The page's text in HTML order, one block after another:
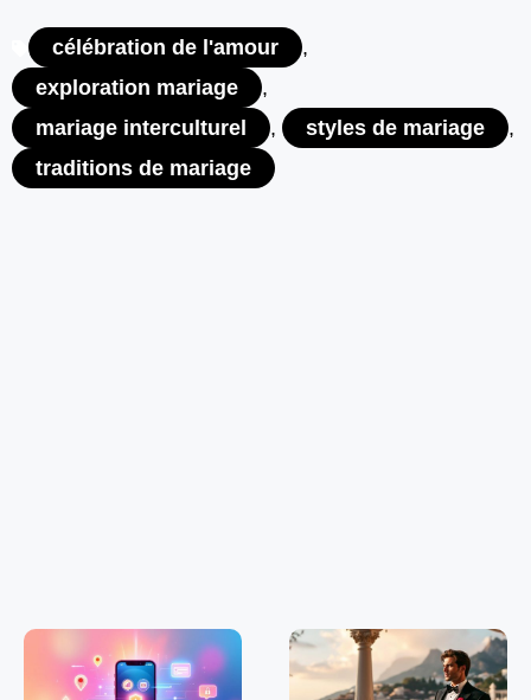
célébration de l'amour
,
exploration mariage
,
mariage interculturel
, styles de mariage
,
traditions de mariage